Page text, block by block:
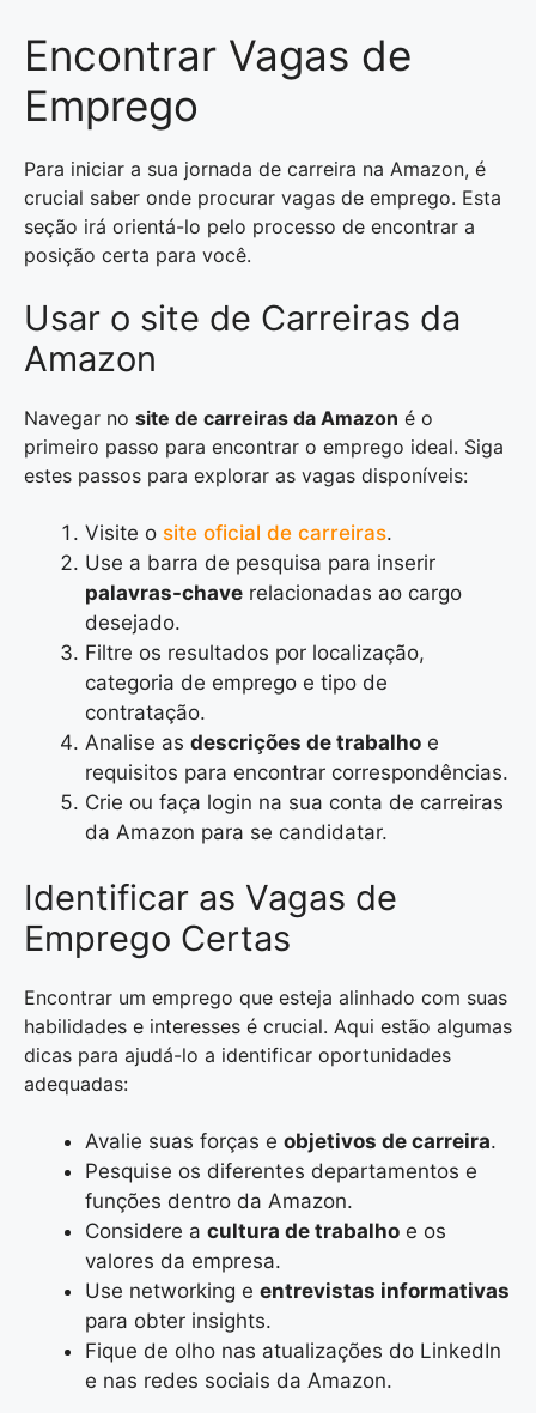
Encontrar Vagas de
Emprego
Para iniciar a sua jornada de carreira na Amazon, é
crucial saber onde procurar vagas de emprego. Esta
seção irá orientá-lo pelo processo de encontrar a
posição certa para você.
Usar o site de Carreiras da
Amazon
Navegar no site de carreiras da Amazon é o
primeiro passo para encontrar o emprego ideal. Siga
estes passos para explorar as vagas disponíveis:
Visite o site oficial de carreiras.
Use a barra de pesquisa para inserir
palavras-chave relacionadas ao cargo
desejado.
Filtre os resultados por localização,
categoria de emprego e tipo de
contratação.
Analise as descrições de trabalho e
requisitos para encontrar correspondências.
Crie ou faça login na sua conta de carreiras
da Amazon para se candidatar.
Identificar as Vagas de
Emprego Certas
Encontrar um emprego que esteja alinhado com suas
habilidades e interesses é crucial. Aqui estão algumas
dicas para ajudá-lo a identificar oportunidades
adequadas:
Avalie suas forças e objetivos de carreira.
Pesquise os diferentes departamentos e
funções dentro da Amazon.
Considere a cultura de trabalho e os
valores da empresa.
Use networking e entrevistas informativas
para obter insights.
Fique de olho nas atualizações do LinkedIn
e nas redes sociais da Amazon.